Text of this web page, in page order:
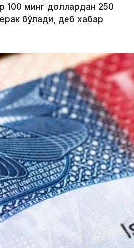
100 минг доллардан 250
бўлади, деб хабар